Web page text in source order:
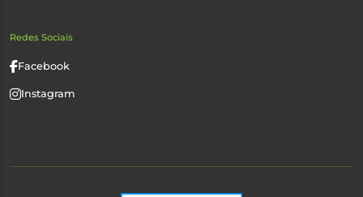
Redes Sociais
Facebook
Instagram